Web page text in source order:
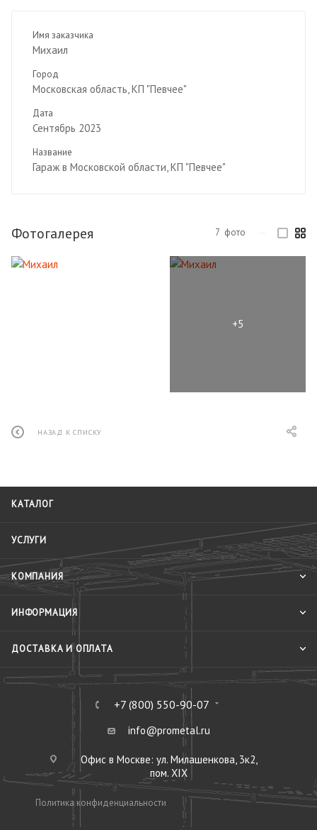
Имя заказчика
Михаил
Город
Московская область, КП "Певчее"
Дата
Сентябрь 2023
Название
Гараж в Московской области, КП "Певчее"
Фотогалерея 7 фото
НАЗАД К СПИСКУ
КАТАЛОГ
УСЛУГИ
КОМПАНИЯ
ИНФОРМАЦИЯ
ДОСТАВКА И ОПЛАТА
+7 (800) 550-90-07
info@prometal.ru
Офис в Москве: ул. Милашенкова, 3к2,
пом. XIX
Политика конфиденциальности